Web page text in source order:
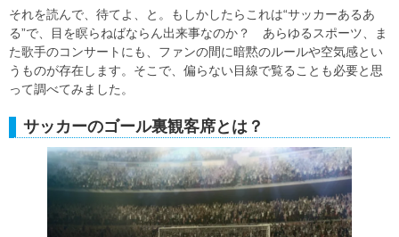
それを読んで、待てよ、と。もしかしたらこれは“サッカーあるあ
る”で、目を瞑らねばならん出来事なのか？ あらゆるスポーツ、ま
た歌手のコンサートにも、ファンの間に暗黙のルールや空気感とい
うものが存在します。そこで、偏らない目線で覧ることも必要と思
って調べてみました。
サッカーのゴール裏観客席とは？